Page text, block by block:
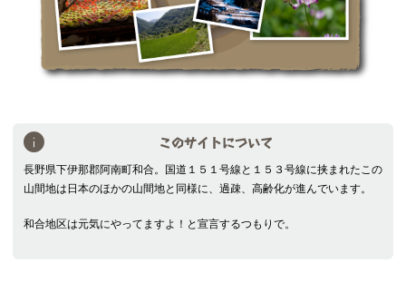
このサイトについて
長野県下伊那郡阿南町和合。国道１５１号線と１５３号線に挟まれたこの
山間地は日本のほかの山間地と同様に、過疎、高齢化が進んでいます。
和合地区は元気にやってますよ！と宣言するつもりで。